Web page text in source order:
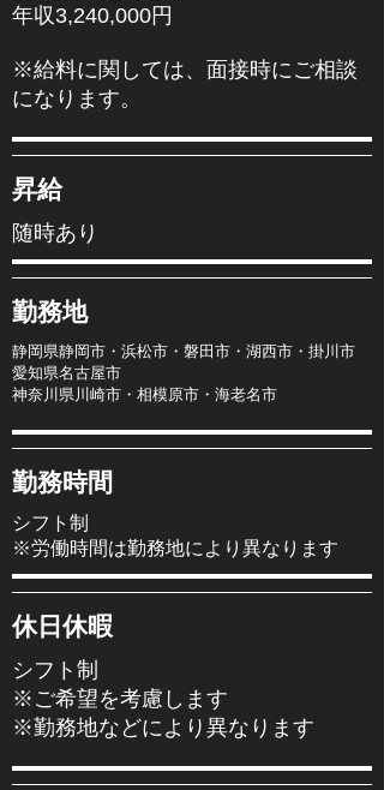
年収3,240,000円
※給料に関しては、面接時にご相談
になります。
昇給
随時あり
勤務地
静岡県静岡市・浜松市・磐田市・湖西市・掛川市
愛知県名古屋市
​神奈川県川崎市・相模原市・海老名市
勤務時間
シフト制
※労働時間は勤務地により異なります
休日休暇
シフト制
※ご希望を考慮します
※勤務地などにより異なります